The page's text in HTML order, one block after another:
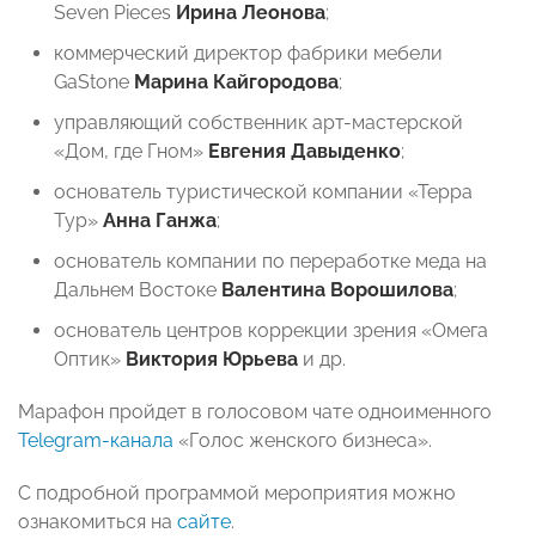
Seven Pieces Ирина Леонова;
коммерческий директор фабрики мебели
GaStone Марина Кайгородова;
управляющий собственник арт-мастерской
«Дом, где Гном» Евгения Давыденко;
основатель туристической компании «Терра
Тур» Анна Ганжа;
основатель компании по переработке меда на
Дальнем Востоке Валентина Ворошилова;
основатель центров коррекции зрения «Омега
Оптик» Виктория Юрьева и др.
Марафон пройдет в голосовом чате одноименного
Telegram-канала «Голос женского бизнеса».
С подробной программой мероприятия можно
ознакомиться на сайте.